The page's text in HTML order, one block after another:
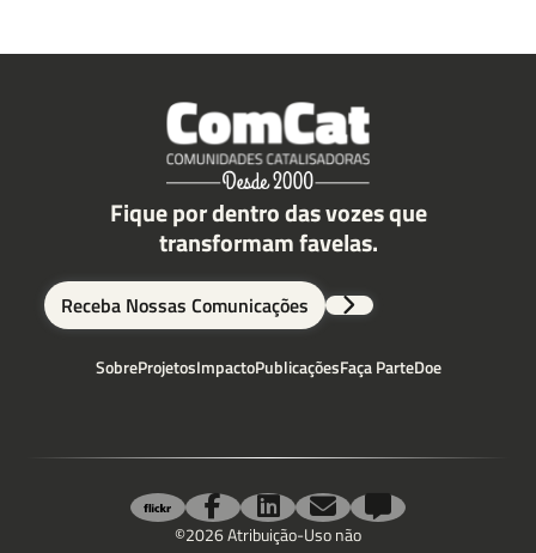
Fique por dentro das vozes que
transformam favelas.
Receba Nossas Comunicações
SobreProjetosImpactoPublicaçõesFaça ParteDoe
©2026 Atribuição-Uso não